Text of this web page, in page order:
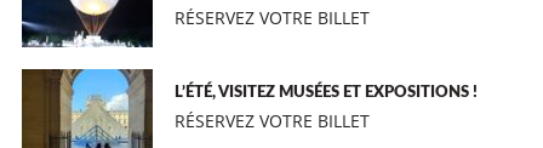
RÉSERVEZ VOTRE BILLET
L’ÉTÉ, VISITEZ MUSÉES ET EXPOSITIONS !
RÉSERVEZ VOTRE BILLET